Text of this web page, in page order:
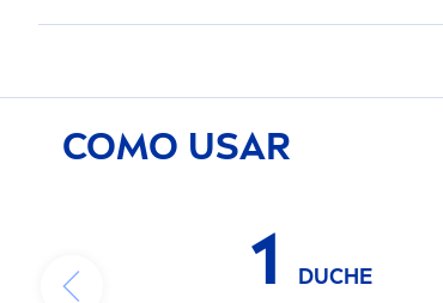
COMO USAR
1
DUCHE